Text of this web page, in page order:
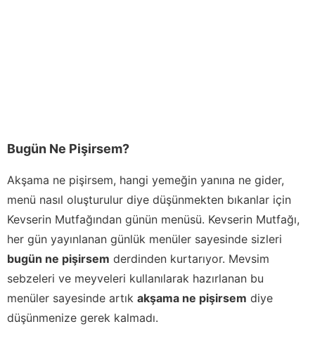
Bugün Ne Pişirsem?
Akşama ne pişirsem, hangi yemeğin yanına ne gider,
menü nasıl oluşturulur diye düşünmekten bıkanlar için
Kevserin Mutfağından günün menüsü. Kevserin Mutfağı,
her gün yayınlanan günlük menüler sayesinde sizleri
bugün ne pişirsem derdinden kurtarıyor. Mevsim
sebzeleri ve meyveleri kullanılarak hazırlanan bu
menüler sayesinde artık akşama ne pişirsem diye
düşünmenize gerek kalmadı.